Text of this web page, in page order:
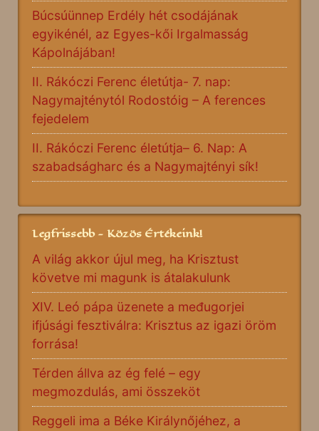
Búcsúünnep Erdély hét csodájának
egyikénél, az Egyes-kői Irgalmasság
Kápolnájában!
II. Rákóczi Ferenc életútja- 7. nap:
Nagymajténytól Rodostóig – A ferences
fejedelem
II. Rákóczi Ferenc életútja– 6. Nap: A
szabadságharc és a Nagymajtényi sík!
Legfrissebb - Közös Értékeink!
A világ akkor újul meg, ha Krisztust
követve mi magunk is átalakulunk
XIV. Leó pápa üzenete a međugorjei
ifjúsági fesztiválra: Krisztus az igazi öröm
forrása!
Térden állva az ég felé – egy
megmozdulás, ami összeköt
Reggeli ima a Béke Királynőjéhez, a